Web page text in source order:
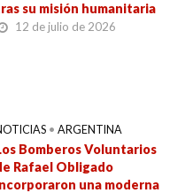
su misión humanitaria
12 de julio de 2026
• ARGENTINA
Bomberos Voluntarios
Rafael Obligado
una moderna